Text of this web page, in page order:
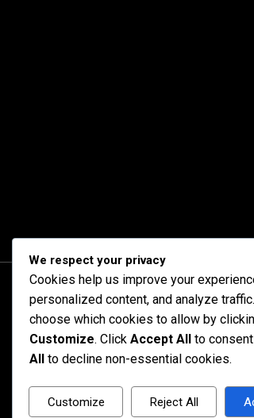
We respect your privacy
Cookies help us improve your
personalized content, and analyze
choose which cookies to allow by
Customize. Click Accept All to
All
to decline non-essential cookies.
Customize Reject All